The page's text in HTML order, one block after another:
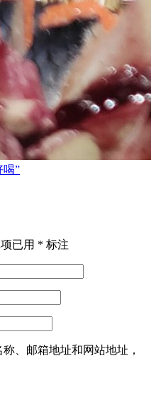
喝”
已用 * 标注
、邮箱地址和网站地址，